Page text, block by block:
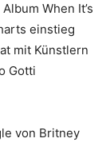
When It’s
einstieg
mit Künstlern
Gotti
von Britney